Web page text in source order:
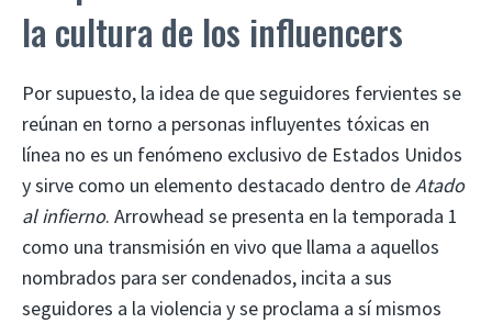
la cultura de los influencers
Por supuesto, la idea de que seguidores fervientes se
reúnan en torno a personas influyentes tóxicas en
línea no es un fenómeno exclusivo de Estados Unidos
y sirve como un elemento destacado dentro deAtado
al infierno. Arrowhead se presenta en la temporada 1
como una transmisión en vivo que llama a aquellos
nombrados para ser condenados, incita a sus
seguidores a la violencia y se proclama a sí mismos